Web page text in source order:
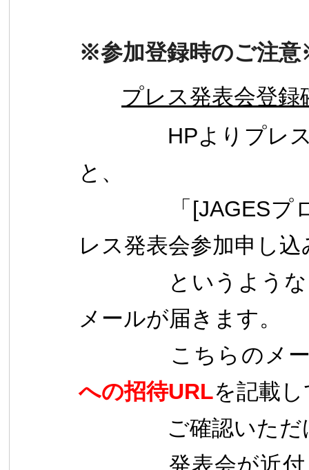
※参加登録時のご注
プレス発表会登
HPよりプレス発
と、
「[JAGESプロジ
レス発表会参加申し
というようなタ
メールが届きます。
こちらのメ
への招待URLを記載
ご確認いただけ
発表会が近